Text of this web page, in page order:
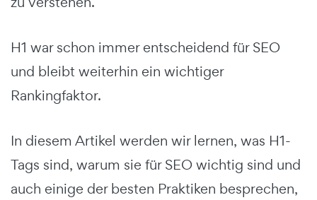
H1 war schon immer entscheidend für SEO
und bleibt weiterhin ein wichtiger
Rankingfaktor.
In diesem Artikel werden wir lernen, was H1-
Tags sind, warum sie für SEO wichtig sind und
auch einige der besten Praktiken besprechen,